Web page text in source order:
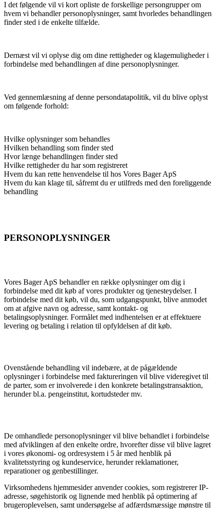
I det følgende vil vi kort opliste de forskellige persongrupper om
hvem vi behandler personoplysninger, samt hvorledes behandlingen
finder sted i de enkelte tilfælde.
Dernæst vil vi oplyse dig om dine rettigheder og klagemuligheder i
forbindelse med behandlingen af dine personoplysninger.
Ved gennemlæsning af denne persondatapolitik, vil du blive oplyst
om følgende forhold:
Hvilke oplysninger som behandles
Hvilken behandling som finder sted
Hvor længe behandlingen finder sted
Hvilke rettigheder du har som registreret
Hvem du kan rette henvendelse til hos Vores Bager ApS
Hvem du kan klage til, såfremt du er utilfreds med den foreliggende
behandling
PERSONOPLYSNINGER
Vores Bager ApS behandler en række oplysninger om dig i
forbindelse med dit køb af vores produkter og tjenesteydelser. I
forbindelse med dit køb, vil du, som udgangspunkt, blive anmodet
om at afgive navn og adresse, samt kontakt- og
betalingsoplysninger. Formålet med indhentelsen er at effektuere
levering og betaling i relation til opfyldelsen af dit køb.
Ovenstående behandling vil indebære, at de pågældende
oplysninger i forbindelse med faktureringen vil blive videregivet til
de parter, som er involverede i den konkrete betalingstransaktion,
herunder bl.a. pengeinstitut, kortudsteder mv.
De omhandlede personoplysninger vil blive behandlet i forbindelse
med afviklingen af den enkelte ordre, hvorefter disse vil blive lagret
i vores økonomi- og ordresystem i 5 år med henblik på
kvalitetsstyring og kundeservice, herunder reklamationer,
reparationer og genbestillinger.
Virksomhedens hjemmesider anvender cookies, som registrerer IP-
adresse, søgehistorik og lignende med henblik på optimering af
brugeroplevelsen, samt undersøgelse af adfærdsmæssige mønstre til